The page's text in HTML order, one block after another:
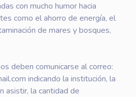
con mucho humor hacia
como el ahorro de energía, el
de mares y bosques,
deben comunicarse al correo:
indicando la institución, la
asistir, la cantidad de